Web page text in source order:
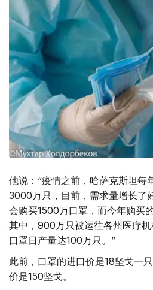
他说：“疫情之前，哈萨克斯坦每
3000万只，目前，需求量增长了
会购买1500万口罩，而今年购买
其中，900万只被运往各州医疗
口罩日产量达100万只。”
此前，口罩的进口价是18坚戈一
价是150坚戈。